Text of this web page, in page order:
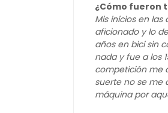
¿Cómo fueron
Mis inicios en
aficionado y lo
años en bici sin
nada y fue a los
competición me
suerte no se me
máquina por